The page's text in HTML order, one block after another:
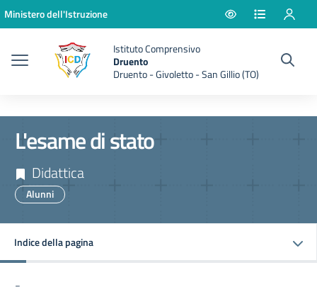
Vai ai contenuti
Vai al menu di navigazione
Vai al footer
Ministero dell'Istruzione
Istituto Comprensivo
Druento
Druento - Givoletto - San Gillio (TO)
L'esame di stato
Didattica
Alunni
Indice della pagina
-